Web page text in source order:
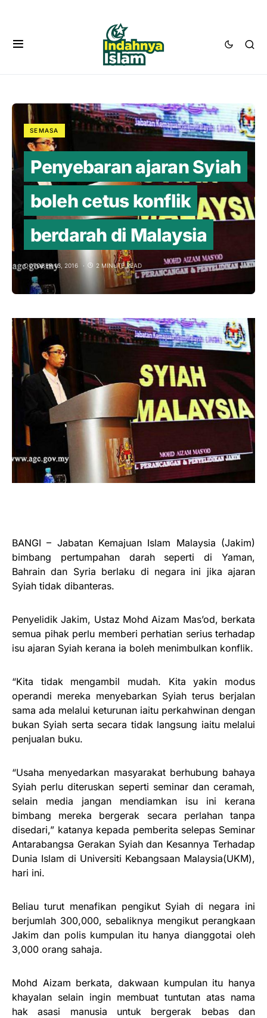
SEMASA
Penyebaran ajaran Syiah
boleh cetus konflik
berdarah di Malaysia
OCTOBER 13, 2016 2 MINUTE READ
BANGI – Jabatan Kemajuan Islam Malaysia (Jakim)
bimbang pertumpahan darah seperti di Yaman,
Bahrain dan Syria berlaku di negara ini jika ajaran
Syiah tidak dibanteras.
Penyelidik Jakim, Ustaz Mohd Aizam Mas’od, berkata
semua pihak perlu memberi perhatian serius terhadap
isu ajaran Syiah kerana ia boleh menimbulkan konflik.
“Kita tidak mengambil mudah. Kita yakin modus
operandi mereka menyebarkan Syiah terus berjalan
sama ada melalui keturunan iaitu perkahwinan dengan
bukan Syiah serta secara tidak langsung iaitu melalui
penjualan buku.
“Usaha menyedarkan masyarakat berhubung bahaya
Syiah perlu diteruskan seperti seminar dan ceramah,
selain media jangan mendiamkan isu ini kerana
bimbang mereka bergerak secara perlahan tanpa
disedari,” katanya kepada pemberita selepas Seminar
Antarabangsa Gerakan Syiah dan Kesannya Terhadap
Dunia Islam di Universiti Kebangsaan Malaysia(UKM),
hari ini.
Beliau turut menafikan pengikut Syiah di negara ini
berjumlah 300,000, sebaliknya mengikut perangkaan
Jakim dan polis kumpulan itu hanya dianggotai oleh
3,000 orang sahaja.
Mohd Aizam berkata, dakwaan kumpulan itu hanya
khayalan selain ingin membuat tuntutan atas nama
hak asasi manusia untuk bergerak bebas dan